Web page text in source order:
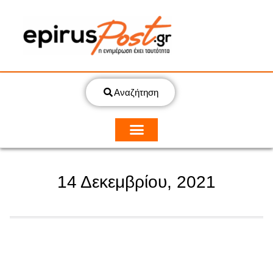
Αναζήτηση
14 Δεκεμβρίου, 2021